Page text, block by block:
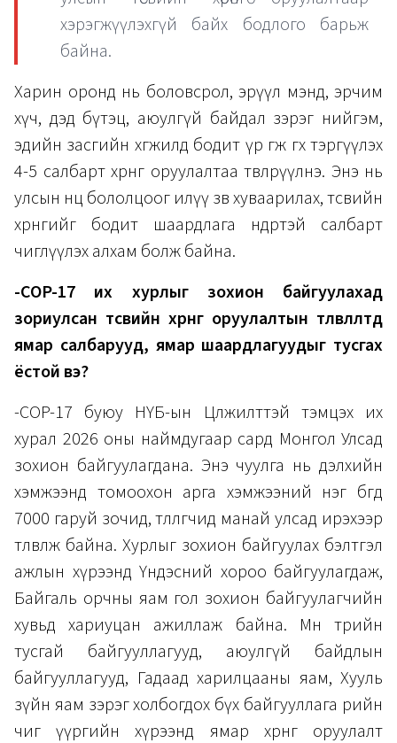
хэрэгжүүлэхгүй байх бодлого барьж
байна.
Харин оронд нь боловсрол, эрүүл мэнд, эрчим
хүч, дэд бүтэц, аюулгүй байдал зэрэг нийгэм,
эдийн засгийн хөгжилд бодит үр өгөөж өгөх тэргүүлэх
4-5 салбарт хөрөнгө оруулалтаа төвлөрүүлнэ. Энэ нь
улсын нөөц бололцоог илүү зөв хуваарилах, төсвийн
хөрөнгийг бодит шаардлага өндөртэй салбарт
чиглүүлэх алхам болж байна.
-COP-17 их хурлыг зохион байгуулахад
зориулсан төсвийн хөрөнгө оруулалтын төлөвлөлтөд
ямар салбарууд, ямар шаардлагуудыг тусгах
ёстой вэ?
-COP-17 буюу НҮБ-ын Цөлжилттэй тэмцэх их
хурал 2026 оны наймдугаар сард Монгол Улсад
зохион байгуулагдана. Энэ чуулга нь дэлхийн
хэмжээнд томоохон арга хэмжээний нэг бөгөөд
7000 гаруй зочид, төлөөлөгчид манай улсад ирэхээр
төлөвлөж байна. Хурлыг зохион байгуулах бэлтгэл
ажлын хүрээнд Үндэсний хороо байгуулагдаж,
Байгаль орчны яам гол зохион байгуулагчийн
хувьд хариуцан ажиллаж байна. Мөн төрийн
тусгай байгууллагууд, аюулгүй байдлын
байгууллагууд, Гадаад харилцааны яам, Хууль
зүйн яам зэрэг холбогдох бүх байгууллага өөрийн
чиг үүргийн хүрээнд ямар хөрөнгө оруулалт